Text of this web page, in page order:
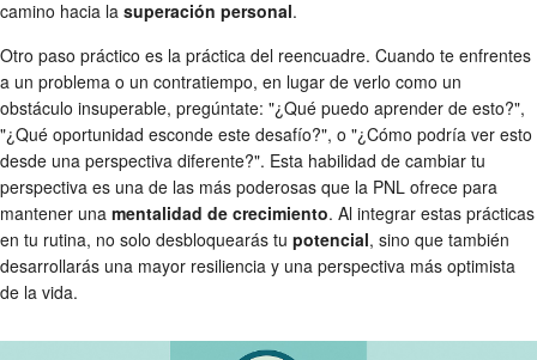
camino hacia la superación personal.
Otro paso práctico es la práctica del reencuadre. Cuando te enfrentes
a un problema o un contratiempo, en lugar de verlo como un
obstáculo insuperable, pregúntate: "¿Qué puedo aprender de esto?",
"¿Qué oportunidad esconde este desafío?", o "¿Cómo podría ver esto
desde una perspectiva diferente?". Esta habilidad de cambiar tu
perspectiva es una de las más poderosas que la PNL ofrece para
mantener una mentalidad de crecimiento. Al integrar estas prácticas
en tu rutina, no solo desbloquearás tu potencial, sino que también
desarrollarás una mayor resiliencia y una perspectiva más optimista
de la vida.